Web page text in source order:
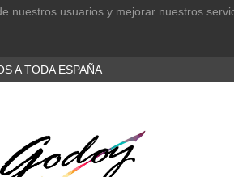
nuestros usuarios y mejorar nuestros
A TODA ESPAÑA